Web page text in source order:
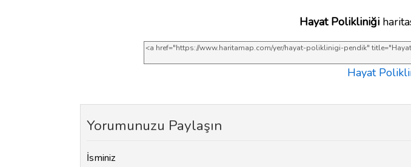
Hayat Polikliniği
Hayat
Yorumunuzu Paylaşın
İsminiz